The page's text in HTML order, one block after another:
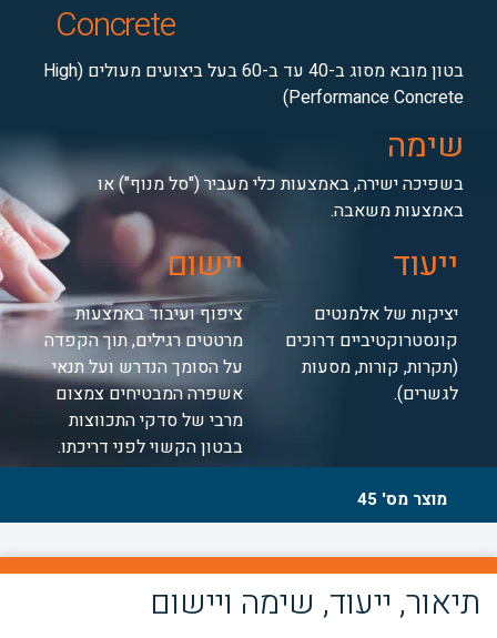
Concrete
בטון מובא מסוג ב-40 עד ב-60 בעל ביצועים מעולים (High
Performance Concrete)
שימה
בשפיכה ישירה, באמצעות כלי מעביר ("סל מנוף") או
באמצעות משאבה.
ייעוד יישום
יציקות של אלמנטים
קונסטרוקטיביים דרוכים
(תקרות, קורות, מסעות
לגשרים).
ציפוף ועיבוד באמצעות
מרטטים רגילים, תוך הקפדה
על הסומך הנדרש ועל תנאי
אשפרה המבטיחים צמצום
מרבי של סדקי התכווצות
בבטון הקשוי לפני דריכתו.
מוצר מס' 45
תיאור, ייעוד, שימה ויישום